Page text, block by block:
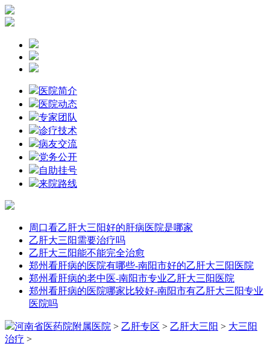
医院简介
医院动态
专家团队
诊疗技术
病友交流
党务公开
自助挂号
来院路线
周口看乙肝大三阳好的肝病医院是哪家
乙肝大三阳需要治疗吗
乙肝大三阳能不能完全治愈
郑州看肝病的医院有哪些-南阳市好的乙肝大三阳医院
郑州看肝病的老中医-南阳市专业乙肝大三阳医院
郑州看肝病的医院哪家比较好-南阳市有乙肝大三阳专业
医院吗
河南省医药院附属医院 > 乙肝专区 > 乙肝大三阳 > 大三阳
治疗 >